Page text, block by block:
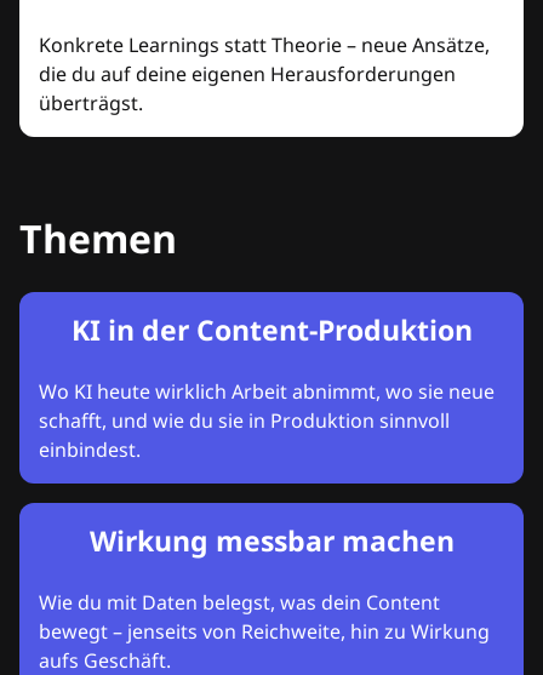
Konkrete Learnings statt Theorie – neue Ansätze,
die du auf deine eigenen Herausforderungen
überträgst.
Themen
KI in der Content-Produktion
Wo KI heute wirklich Arbeit abnimmt, wo sie neue
schafft, und wie du sie in Produktion sinnvoll
einbindest.
Wirkung messbar machen
Wie du mit Daten belegst, was dein Content
bewegt – jenseits von Reichweite, hin zu Wirkung
aufs Geschäft.